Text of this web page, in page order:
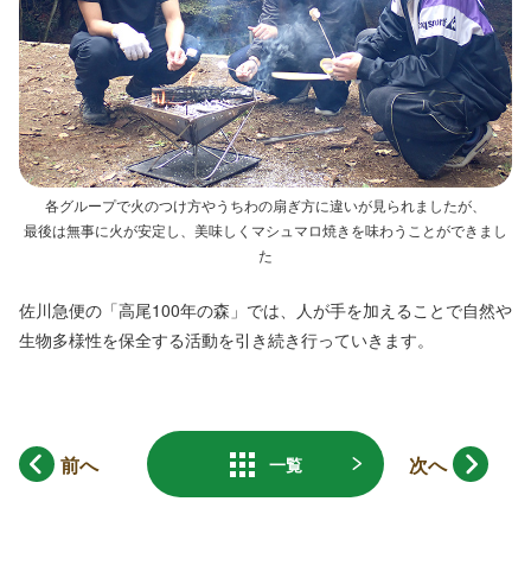
各グループで火のつけ方やうちわの扇ぎ方に違いが見られましたが、
最後は無事に火が安定し、美味しくマシュマロ焼きを味わうことができまし
た
佐川急便の「高尾100年の森」では、人が手を加えることで自然や
生物多様性を保全する活動を引き続き行っていきます。
前へ 一覧 次へ